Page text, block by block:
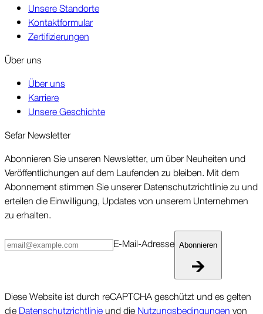
Unsere Standorte
Kontaktformular
Zertifizierungen
Über uns
Über uns
Karriere
Unsere Geschichte
Sefar News­letter
Abonnieren Sie unseren News­letter, um über Neu­heiten und
Ver­öffent­lichungen auf dem Laufenden zu bleiben. Mit dem
Abonne­ment stimmen Sie unserer Daten­schutz­richt­linie zu und
erteilen die Ein­willigung, Updates von unserem Unter­nehmen
zu erhalten.
E-Mail-Ad­resse Abonnieren
Diese Website ist durch reCAPTCHA geschützt und es gelten
die Datenschutzrichtlinie und die Nutzungsbedingungen von